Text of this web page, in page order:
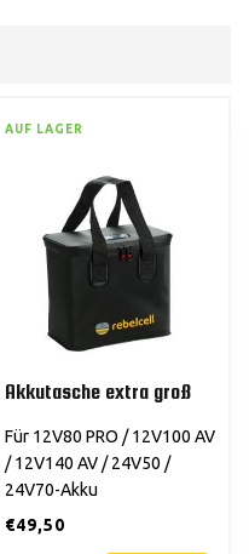
AUF LAGER
Akkutasche extra groß
Für 12V80 PRO / 12V100 AV
/ 12V140 AV / 24V50 /
24V70-Akku
€49,50